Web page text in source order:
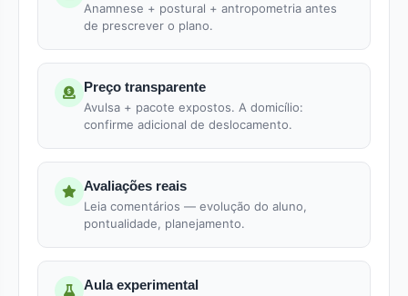
Anamnese + postural + antropometria antes
de prescrever o plano.
Preço transparente
Avulsa + pacote expostos. A domicílio:
confirme adicional de deslocamento.
Avaliações reais
Leia comentários — evolução do aluno,
pontualidade, planejamento.
Aula experimental